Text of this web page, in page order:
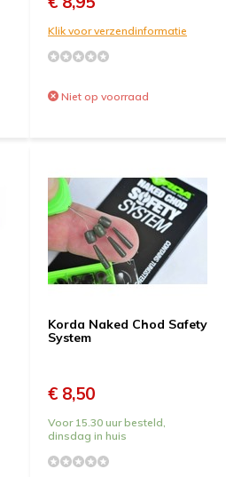
Klik voor verzendinformatie
Niet op voorraad
Korda Naked Chod Safety
System
€ 8,50
Voor 15.30 uur besteld,
dinsdag in huis